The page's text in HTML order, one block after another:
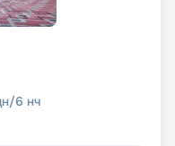
/6 нч